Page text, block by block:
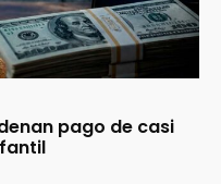
pago de casi